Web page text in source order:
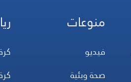
منوعات
فيديو
صحة وبئية